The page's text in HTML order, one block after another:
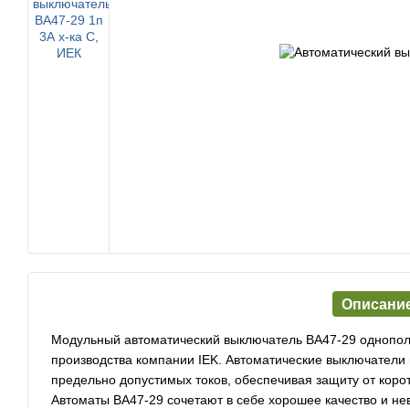
Модульный автоматичеcкий выключатель ВА47-29
производства компании IEK. Автоматические
предельно допустимых токов, обеспечивая защиту от
Автоматы ВА47-29 сочетают в себе хорошее качество и